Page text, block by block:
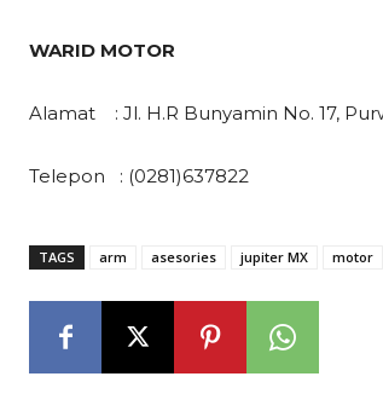
WARID MOTOR
Alamat : Jl. H.R Bunyamin No. 17,
Telepon : (0281)637822
TAGS arm asesories jupiter MX motor